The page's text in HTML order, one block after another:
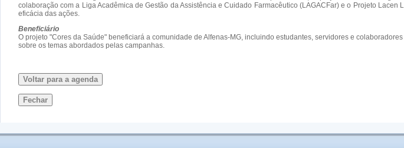
colaboração com a Liga Acadêmica de Gestão da Assistência e Cuidado Farmacêutico (LAGACFar) e o Projeto
eficácia das ações.
Beneficiário
O projeto "Cores da Saúde" beneficiará a comunidade de Alfenas-MG, incluindo estudantes, servidores e
sobre os temas abordados pelas campanhas.
Voltar para a agenda
Fechar